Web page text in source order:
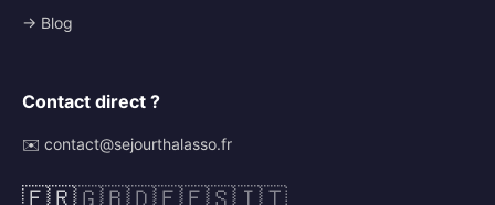
→ Blog
Contact direct ?
✉️ contact@sejourthalasso.fr